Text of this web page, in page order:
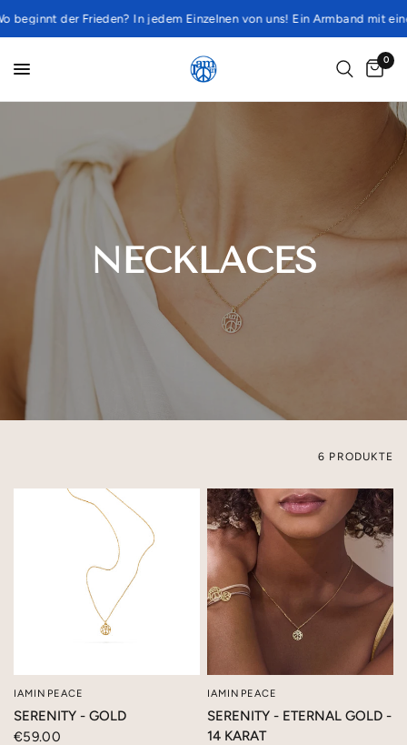
beginnt der Frieden? In jedem Einzelnen von uns! Ein Armband mit
0
NECKLACES
6 PRODUKTE
SCHNELLANSICHT
IAMINPEACE
SERENITY - GOLD
€59.00
SCHNELLANSICHT
IAMINPEACE
SERENITY - ETERNAL GOLD -
14 KARAT